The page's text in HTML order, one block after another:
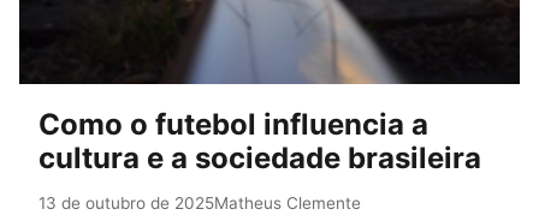
Como o futebol influencia a
cultura e a sociedade brasileira
13 de outubro de 2025Matheus Clemente